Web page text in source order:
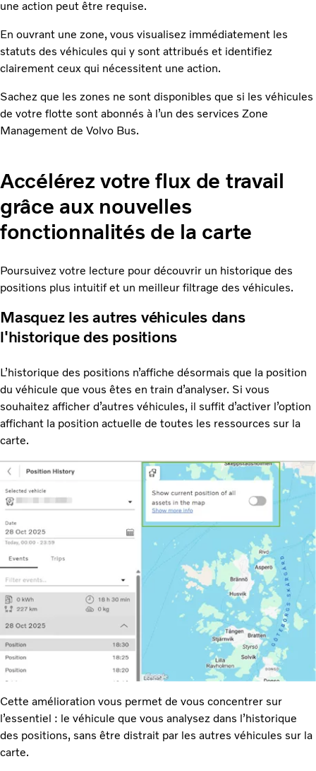
une action peut être requise.
En ouvrant une zone, vous visualisez immédiatement les
statuts des véhicules qui y sont attribués et identifiez
clairement ceux qui nécessitent une action.
Sachez que les zones ne sont disponibles que si les véhicules
de votre flotte sont abonnés à l’un des services Zone
Management de Volvo Bus.
Accélérez votre flux de travail
grâce aux nouvelles
fonctionnalités de la carte
Poursuivez votre lecture pour découvrir un historique des
positions plus intuitif et un meilleur filtrage des véhicules.
Masquez les autres véhicules dans
l'historique des positions
L’historique des positions n’affiche désormais que la position
du véhicule que vous êtes en train d’analyser. Si vous
souhaitez afficher d’autres véhicules, il suffit d’activer l’option
affichant la position actuelle de toutes les ressources sur la
carte.
Cette amélioration vous permet de vous concentrer sur
l’essentiel : le véhicule que vous analysez dans l’historique
des positions, sans être distrait par les autres véhicules sur la
carte.